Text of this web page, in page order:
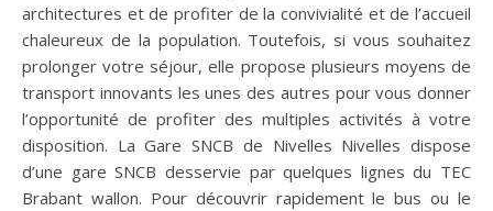
architectures et de profiter de la convivialité et de l’accueil
chaleureux de la population. Toutefois, si vous souhaitez
prolonger votre séjour, elle propose plusieurs moyens de
transport innovants les unes des autres pour vous donner
l’opportunité de profiter des multiples activités à votre
disposition. La Gare SNCB de Nivelles Nivelles dispose
d’une gare SNCB desservie par quelques lignes du TEC
Brabant wallon. Pour découvrir rapidement le bus ou le